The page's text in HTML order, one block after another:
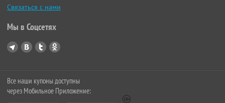
Связаться с нами
Мы в Соцсетях
Все наши купоны доступны
через Мобильное Приложение: